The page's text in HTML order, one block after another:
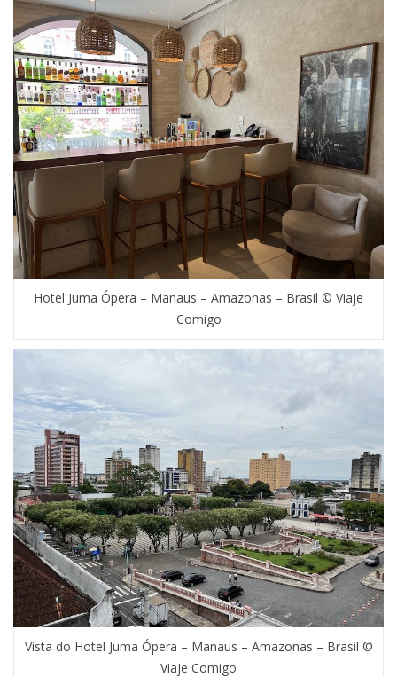
Hotel Juma Ópera – Manaus – Amazonas – Brasil © Viaje
Comigo
Vista do Hotel Juma Ópera – Manaus – Amazonas – Brasil ©
Viaje Comigo